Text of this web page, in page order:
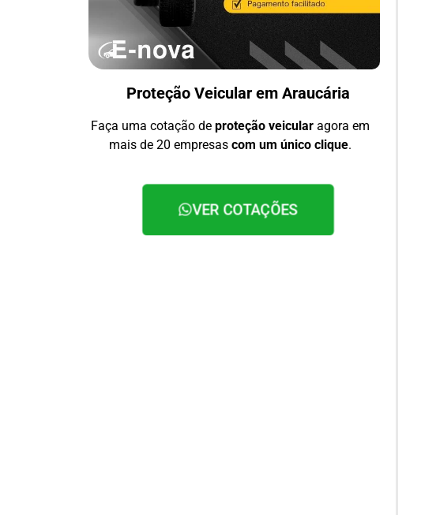
Proteção Veicular em Araucária
Faça uma cotação de proteção veicularagora em
mais de 20 empresascom um único clique.
VER COTAÇÕES